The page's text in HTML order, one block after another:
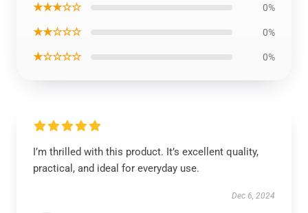
★★★☆☆ 0%
★★☆☆☆ 0%
★☆☆☆☆ 0%
I’m thrilled with this product. It’s excellent quality,
practical, and ideal for everyday use.
Dec 6, 2024